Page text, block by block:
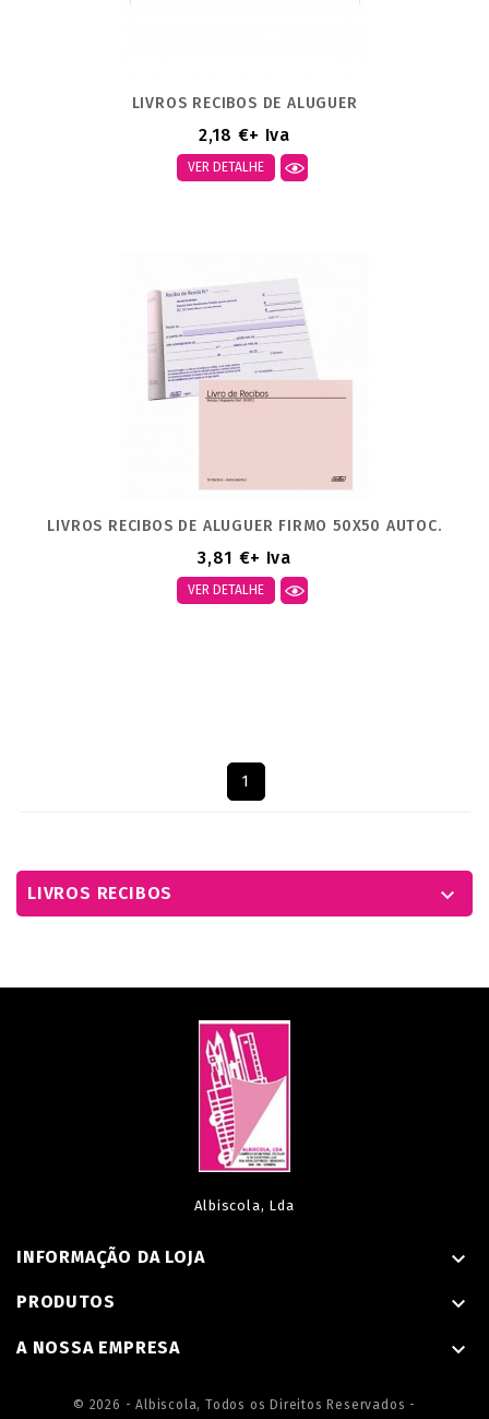
LIVROS RECIBOS DE ALUGUER
2,18 €+ Iva
VER DETALHE
LIVROS RECIBOS DE ALUGUER FIRMO 50X50 AUTOC.
3,81 €+ Iva
VER DETALHE
1
LIVROS RECIBOS 
Albiscola, Lda
INFORMAÇÃO DA LOJA 
PRODUTOS 
A NOSSA EMPRESA 
© 2026 - Albiscola, Todos os Direitos Reservados -